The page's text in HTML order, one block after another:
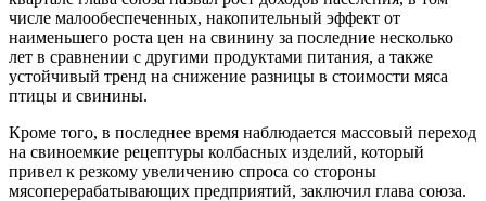
числе малообеспеченных, накопительный эффект от
наименьшего роста цен на свинину за последние несколько
лет в сравнении с другими продуктами питания, а также
устойчивый тренд на снижение разницы в стоимости мяса
птицы и свинины.
Кроме того, в последнее время наблюдается массовый переход
на свиноемкие рецептуры колбасных изделий, который
привел к резкому увеличению спроса со стороны
мясоперерабатывающих предприятий, заключил глава союза.